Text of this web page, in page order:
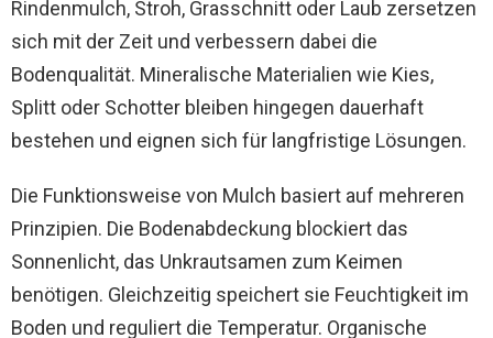
Rindenmulch, Stroh, Grasschnitt oder Laub zersetzen
sich mit der Zeit und verbessern dabei die
Bodenqualität. Mineralische Materialien wie Kies,
Splitt oder Schotter bleiben hingegen dauerhaft
bestehen und eignen sich für langfristige Lösungen.
Die Funktionsweise von Mulch basiert auf mehreren
Prinzipien. Die Bodenabdeckung blockiert das
Sonnenlicht, das Unkrautsamen zum Keimen
benötigen. Gleichzeitig speichert sie Feuchtigkeit im
Boden und reguliert die Temperatur. Organische